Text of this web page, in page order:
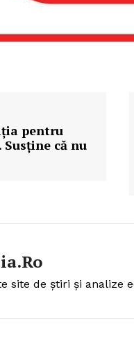
pentru
că nu
site de știri și analize